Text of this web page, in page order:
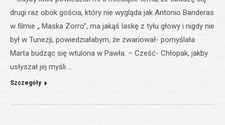
drugi raz obok gościa, który nie wygląda jak Antonio Banderas
w filmie „ Maska Zorro”, ma jakąś laskę z tyłu głowy i nigdy nie
był w Tunezji, powiedziałabym, że zwariował- pomyślała
Marta budząc się wtulona w Pawła. – Cześć- Chłopak, jakby
usłyszał jej myśli.…
Szczegóły